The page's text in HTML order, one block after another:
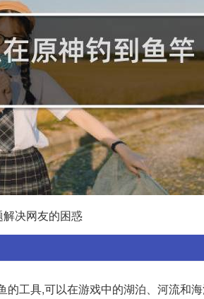
解决网友的困惑
的工具,可以在游戏中的湖泊、河流和